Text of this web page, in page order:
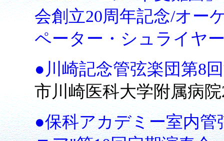
会創立20周年記念/オー
ペーター・シュライヤ
●川崎記念管弦楽団第8
市川崎医科大学附属病
●保科アカデミー室内